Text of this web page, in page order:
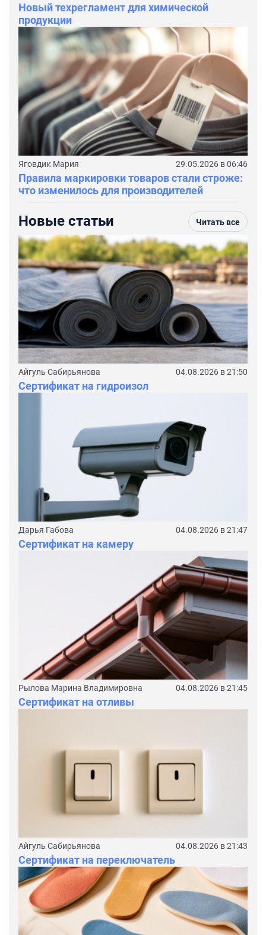
Новый техрегламент для химической
продукции
Яговдик Мария 29.05.2026 в 06:46
Правила маркировки товаров стали строже:
что изменилось для производителей
Новые статьи Читать все
Айгуль Сабирьянова 04.08.2026 в 21:50
Сертификат на гидроизол
Дарья Габова 04.08.2026 в 21:47
Сертификат на камеру
Рылова Марина Владимировна 04.08.2026 в 21:45
Сертификат на отливы
Айгуль Сабирьянова 04.08.2026 в 21:43
Сертификат на переключатель